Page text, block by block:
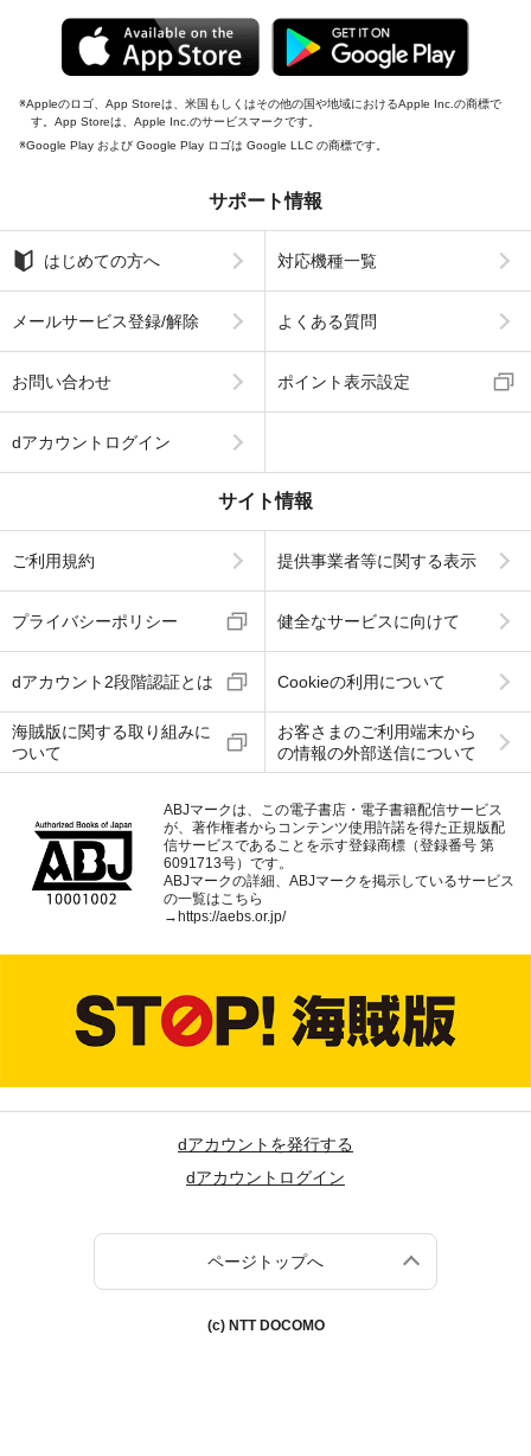
Appleのロゴ、App Storeは、米国もしくはその他の国や地域におけるApple Inc.の商標で
す。App Storeは、Apple Inc.のサービスマークです。
Google Play および Google Play ロゴは Google LLC の商標です。
サポート情報
はじめての方へ 対応機種一覧
メールサービス登録/解除 よくある質問
お問い合わせ ポイント表示設定
dアカウントログイン
サイト情報
ご利用規約 提供事業者等に関する表示
プライバシーポリシー 健全なサービスに向けて
dアカウント2段階認証とは Cookieの利用について
海賊版に関する取り組みに
ついて
お客さまのご利用端末から
の情報の外部送信について
ABJマークは、この電子書店・電子書籍配信サービス
が、著作権者からコンテンツ使用許諾を得た正規版配
信サービスであることを示す登録商標（登録番号 第
6091713号）です。
ABJマークの詳細、ABJマークを掲示しているサービス
の一覧はこちら
→https://aebs.or.jp/
dアカウントを発行する
dアカウントログイン
ページトップへ
(c) NTT DOCOMO